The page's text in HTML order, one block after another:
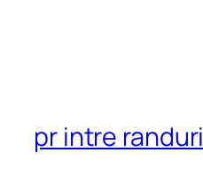
pr intre randuri